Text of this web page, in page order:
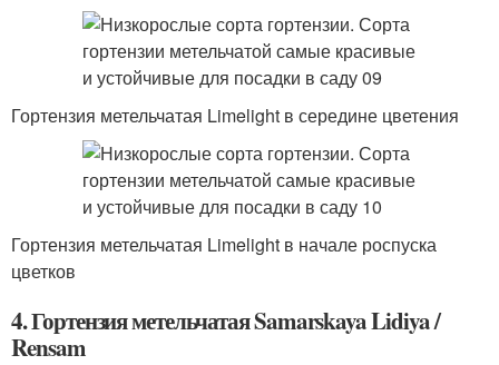
Гортензия метельчатая Limelight в середине цветения
Гортензия метельчатая Limelight в начале роспуска
цветков
4. Гортензия метельчатая Samarskaya Lidiya /
Rensam